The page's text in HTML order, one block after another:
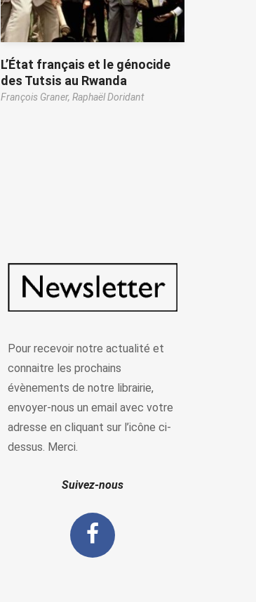
L’État français et le génocide
des Tutsis au Rwanda
François Graner, Raphaël Doridant
Pour recevoir notre actualité et
connaitre les prochains
évènements de notre librairie,
envoyer-nous un email avec votre
adresse en cliquant sur l’icône ci-
dessus. Merci.
Suivez-nous